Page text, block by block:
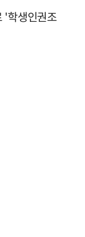
'학생인권조